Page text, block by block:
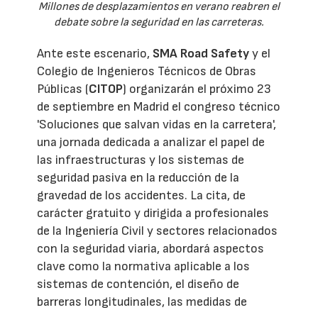
Millones de desplazamientos en verano reabren el
debate sobre la seguridad en las carreteras.
Ante este escenario, SMA Road Safetyy el
Colegio de Ingenieros Técnicos de Obras
Públicas (CITOP) organizarán el próximo 23
de septiembre en Madrid el congreso técnico
'Soluciones que salvan vidas en la carretera',
una jornada dedicada a analizar el papel de
las infraestructuras y los sistemas de
seguridad pasiva en la reducción de la
gravedad de los accidentes. La cita, de
carácter gratuito y dirigida a profesionales
de la Ingeniería Civil y sectores relacionados
con la seguridad viaria, abordará aspectos
clave como la normativa aplicable a los
sistemas de contención, el diseño de
barreras longitudinales, las medidas de